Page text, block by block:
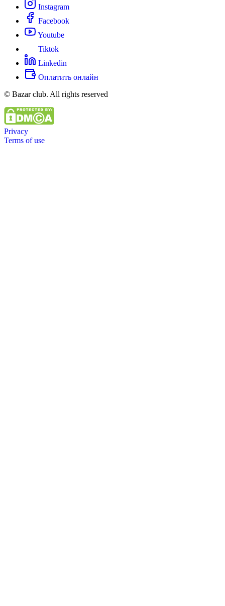
Instagram
Facebook
Youtube
Tiktok
Linkedin
Оплатить онлайн
© Bazar club. All rights reserved
Privacy
Terms of use